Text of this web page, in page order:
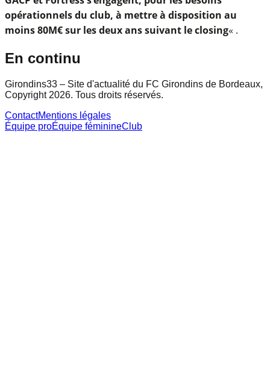
opérationnels du club, à mettre à disposition au
moins 80M€ sur les deux ans suivant le closing« .
En continu
Girondins33 – Site d'actualité du FC Girondins de Bordeaux,
Copyright 2026. Tous droits réservés.
ContactMentions légales
Équipe proÉquipe féminineClub